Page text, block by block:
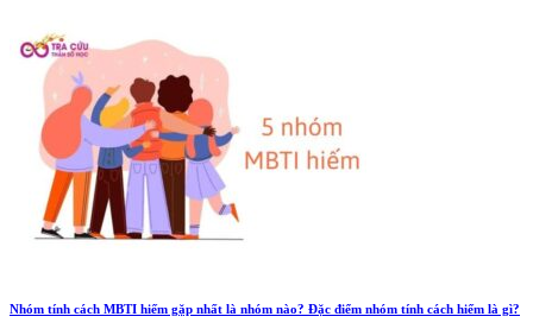
Nhóm tính cách MBTI hiếm gặp nhất là nhóm nào? Đặc điểm nhóm tính cách hiếm là gì?